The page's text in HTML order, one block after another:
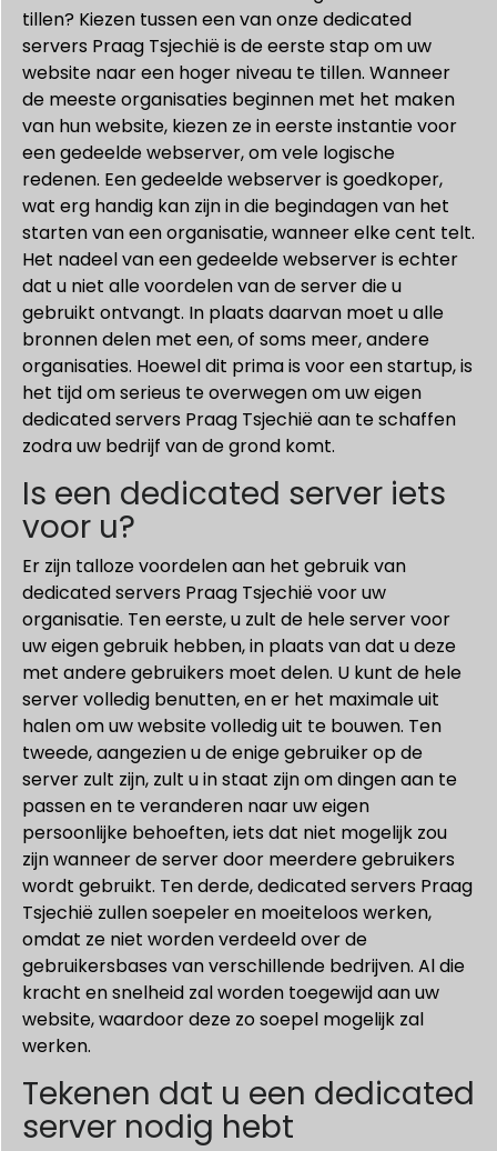
tillen? Kiezen tussen een van onze dedicated
servers Praag Tsjechië is de eerste stap om uw
website naar een hoger niveau te tillen. Wanneer
de meeste organisaties beginnen met het maken
van hun website, kiezen ze in eerste instantie voor
een gedeelde webserver, om vele logische
redenen. Een gedeelde webserver is goedkoper,
wat erg handig kan zijn in die begindagen van het
starten van een organisatie, wanneer elke cent telt.
Het nadeel van een gedeelde webserver is echter
dat u niet alle voordelen van de server die u
gebruikt ontvangt. In plaats daarvan moet u alle
bronnen delen met een, of soms meer, andere
organisaties. Hoewel dit prima is voor een startup, is
het tijd om serieus te overwegen om uw eigen
dedicated servers Praag Tsjechië aan te schaffen
zodra uw bedrijf van de grond komt.
Is een dedicated server iets
voor u?
Er zijn talloze voordelen aan het gebruik van
dedicated servers Praag Tsjechië voor uw
organisatie. Ten eerste, u zult de hele server voor
uw eigen gebruik hebben, in plaats van dat u deze
met andere gebruikers moet delen. U kunt de hele
server volledig benutten, en er het maximale uit
halen om uw website volledig uit te bouwen. Ten
tweede, aangezien u de enige gebruiker op de
server zult zijn, zult u in staat zijn om dingen aan te
passen en te veranderen naar uw eigen
persoonlijke behoeften, iets dat niet mogelijk zou
zijn wanneer de server door meerdere gebruikers
wordt gebruikt. Ten derde, dedicated servers Praag
Tsjechië zullen soepeler en moeiteloos werken,
omdat ze niet worden verdeeld over de
gebruikersbases van verschillende bedrijven. Al die
kracht en snelheid zal worden toegewijd aan uw
website, waardoor deze zo soepel mogelijk zal
werken.
Tekenen dat u een dedicated
server nodig hebt